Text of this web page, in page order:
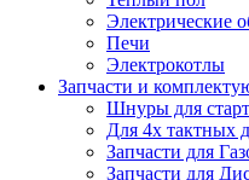
Электрические
Печи
Электрокотлы
Запчасти и
Шнуры для
Для 4х тактных
Запчасти для
Запчасти для